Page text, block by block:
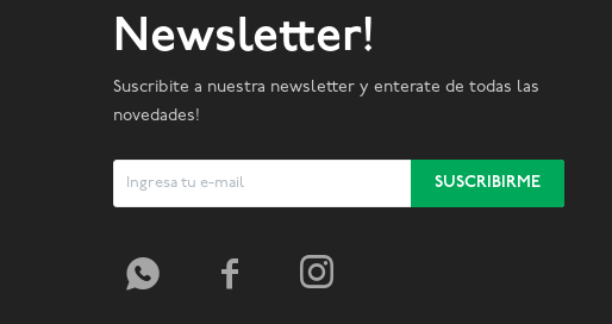
Newsletter!
Suscribite a nuestra newsletter y enterate de todas las
novedades!
SUSCRIBIRME
  